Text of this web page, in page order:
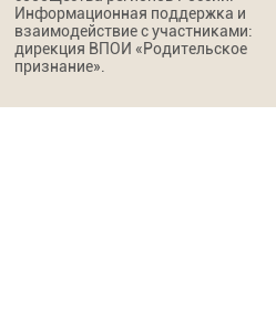
Информационная поддержка и
взаимодействие с участниками:
дирекция ВПОИ «Родительское
признание».